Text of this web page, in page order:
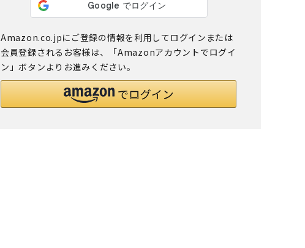
Amazon.co.jpにご登録の情報を利用してログインまたは
会員登録されるお客様は、「Amazonアカウントでログイ
ン」ボタンよりお進みください。